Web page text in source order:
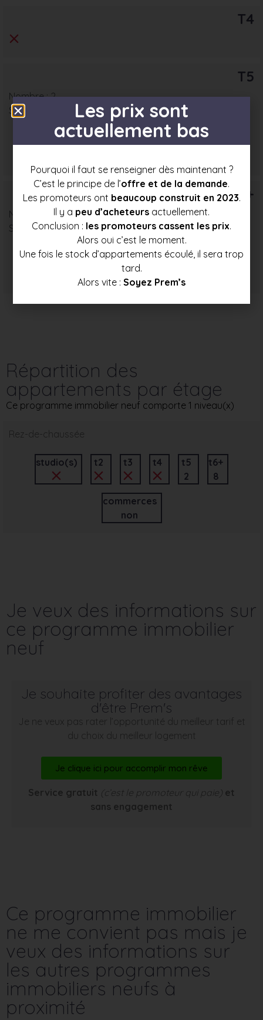
T4
T5
Nombre : 2
Surface moyenne : 93 m²
Prix mini
321 500 €
Prix moyen Prix max
360 500 €
T6+
Nombre : 8
Surface moyenne : 106 m²
342 000 €
Prix moyen
363 000 € 383 500 €
Répartition des
appartements par étage
Ce programme immobilier neuf comporte 1 niveau(x)
Rez-de-chaussée
studio(s) t2 t3 t4
t5
2
t6+
8
commerces
non
Je veux des informations sur
ce programme immobilier
neuf
Je souhaite profiter des avantages
d'être Prem's
Je ne veux pas rater l’opportunité du meilleur tarif et
du choix du meilleur logement
Je clique ici pour accomplir mon rêve
Service gratuit (c’est le promoteur qui paie) et
sans engagement
Ce programme immobilier
ne me convient pas mais je
veux des informations sur
les autres programmes
immobiliers neufs à
proximité
Les prix sont
actuellement bas
Pourquoi il faut se renseigner dès maintenant ?
C’est le principe de l’offre et de la demande.
Les promoteurs ont beaucoup construit en 2023.
Il y a peu d’acheteurs actuellement.
Conclusion : les promoteurs cassent les prix.
Alors oui c’est le moment.
Une fois le stock d’appartements écoulé, il sera trop
tard.
Alors vite : Soyez Prem’s